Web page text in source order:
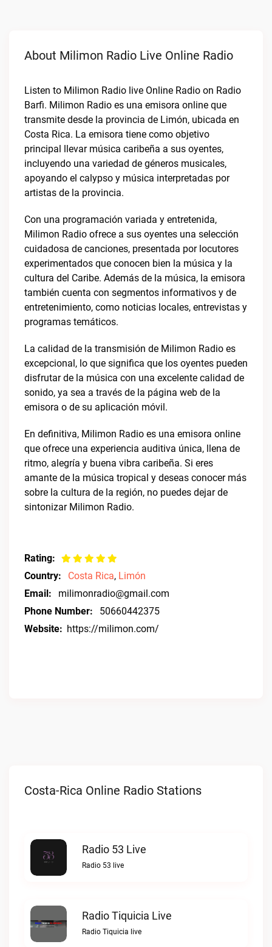
About Milimon Radio Live Online Radio
Listen to Milimon Radio live Online Radio on Radio
Barfi. Milimon Radio es una emisora online que
transmite desde la provincia de Limón, ubicada en
Costa Rica. La emisora tiene como objetivo
principal llevar música caribeña a sus oyentes,
incluyendo una variedad de géneros musicales,
apoyando el calypso y música interpretadas por
artistas de la provincia.
Con una programación variada y entretenida,
Milimon Radio ofrece a sus oyentes una selección
cuidadosa de canciones, presentada por locutores
experimentados que conocen bien la música y la
cultura del Caribe. Además de la música, la emisora
también cuenta con segmentos informativos y de
entretenimiento, como noticias locales, entrevistas y
programas temáticos.
La calidad de la transmisión de Milimon Radio es
excepcional, lo que significa que los oyentes pueden
disfrutar de la música con una excelente calidad de
sonido, ya sea a través de la página web de la
emisora o de su aplicación móvil.
En definitiva, Milimon Radio es una emisora online
que ofrece una experiencia auditiva única, llena de
ritmo, alegría y buena vibra caribeña. Si eres
amante de la música tropical y deseas conocer más
sobre la cultura de la región, no puedes dejar de
sintonizar Milimon Radio.
Rating:
Country:
Costa Rica, Limón
Email:
milimonradio@gmail.com
Phone Number:
50660442375
Website: https://milimon.com/
Costa-Rica Online Radio Stations
Radio 53 Live
Radio 53 live
Radio Tiquicia Live
Radio Tiquicia live